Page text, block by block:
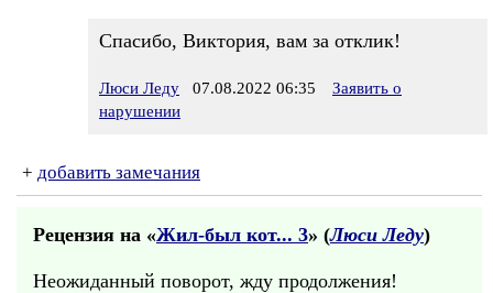
Спасибо, Виктория, вам за отклик!
Люси Леду 07.08.2022 06:35
Заявить о
нарушении
+ добавить замечания
Рецензия на «Жил-был кот... 3» (Люси Леду)
Неожиданный поворот, жду продолжения!